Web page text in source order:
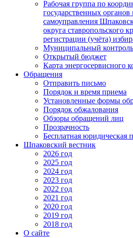
Рабочая группа по
государственных
самоуправления
округа ставропольского
регистрации (учёта)
Муниципальный контроль
Открытый бюджет
Карта энергосервисного
Обращения
Отправить письмо
Порядок и время приема
Установленные формы
Порядок обжалования
Обзоры обращений лиц
Прозрачность
Бесплатная юридическая
Шпаковский вестник
2026 год
2025 год
2024 год
2023 год
2022 год
2021 год
2020 год
2019 год
2018 год
О сайте